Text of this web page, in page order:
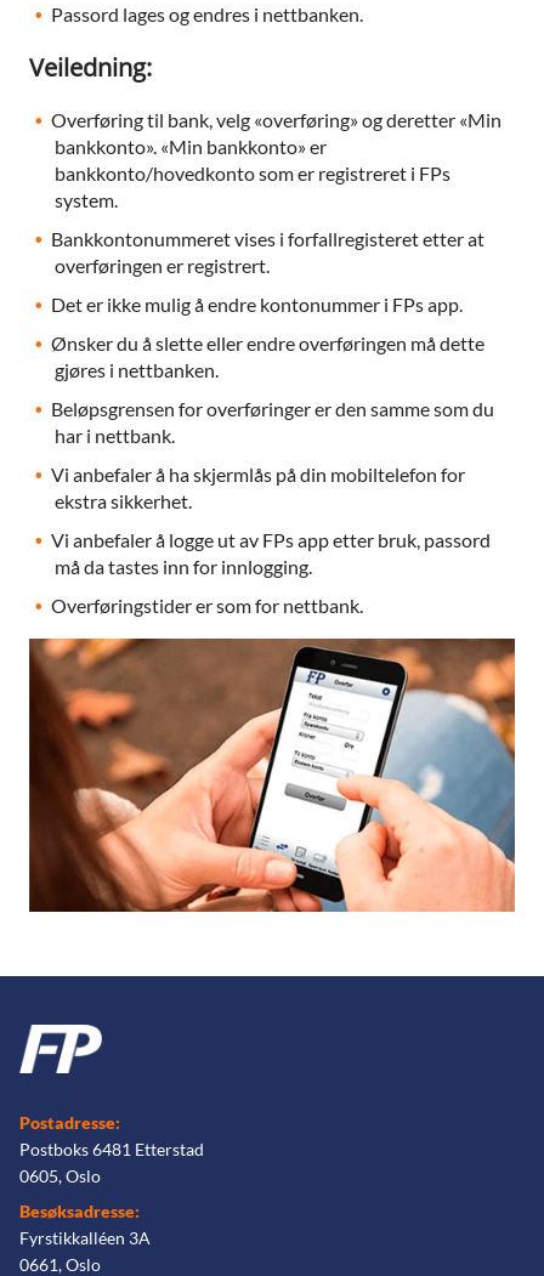
Passord lages og endres i nettbanken.
Veiledning:
Overføring til bank, velg «overføring» og deretter «Min
bankkonto». «Min bankkonto» er
bankkonto/hovedkonto som er registreret i FPs
system.
Bankkontonummeret vises i forfallregisteret etter at
overføringen er registrert.
Det er ikke mulig å endre kontonummer i FPs app.
Ønsker du å slette eller endre overføringen må dette
gjøres i nettbanken.
Beløpsgrensen for overføringer er den samme som du
har i nettbank.
Vi anbefaler å ha skjermlås på din mobiltelefon for
ekstra sikkerhet.
Vi anbefaler å logge ut av FPs app etter bruk, passord
må da tastes inn for innlogging.
Overføringstider er som for nettbank.
Postadresse:
Postboks 6481 Etterstad
0605, Oslo
Besøksadresse:
Fyrstikkalléen 3A
0661, Oslo